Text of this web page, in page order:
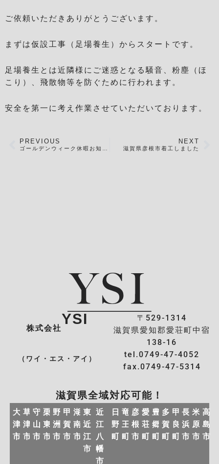
ご依頼いただきありがとうございます。
まずは仮設工事（足場養生）からスタートです。
足場養生とは近隣様にご迷惑となる騒音、粉塵（ほ
こり）、飛散物等を防ぐために行われます。
安全を第一に考え作業させていただいております。
PREVIOUS NEXT
滋賀県彦根市着工しました
株式会社
YSI
（ワイ・エス・アイ）
〒529-1314
滋賀県愛知郡愛荘町中宿
138-16
tel.0749-47-4052
fax.0749-47-5314
滋賀県全域対応可能！
大
津
市
草
津
市
守
山
市
栗
東
市
野
洲
市
甲
賀
市
湖
南
市
東
近
江
市
近
江
八
幡
市
日
野
町
竜
王
町
彦
根
市
愛
荘
町
豊
郷
町
多
賀
町
甲
良
町
長
浜
市
米
原
市
高
島
市